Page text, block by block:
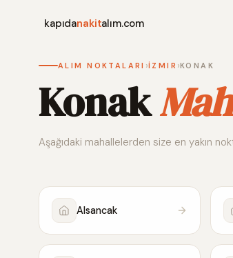
kapıdanakitalım.com
ALIM NOKTALARI ›İZMIR ›KONAK
Konak
Aşağıdaki mahallelerden size en yakın
Alsancak